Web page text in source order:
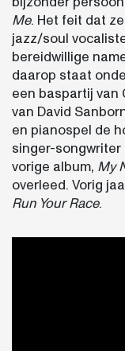
Me. Het feit dat
jazz/soul
bereidwillige
daarop staat
een baspartij van
van David
en pianospel de
singer-songwriter
vorige album, My
overleed. Vorig
Run Your Race.